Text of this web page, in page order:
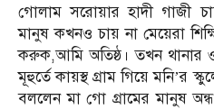
গোলাম সরোয়ার হাদী গাজী
মানুষ কখনও চায় না মেয়েরা
করুক,আমি অতিষ্ঠ। তখন থানার
মূহুর্তে কায়স্থ গ্রাম গিয়ে মনি’র
বললেন মা গো গ্রামের মানুষ